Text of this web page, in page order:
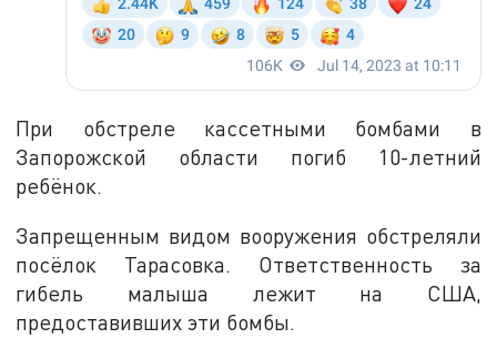
При обстреле кассетными бомбами в
Запорожской области погиб 10-летний
ребёнок.
Запрещенным видом вооружения обстреляли
посёлок Тарасовка. Ответственность за
гибель малыша лежит на США,
предоставивших эти бомбы.